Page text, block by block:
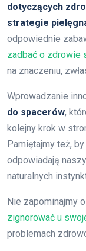
dotyczących
strategie
odpowiednie
zadbać o zdrowie
na znaczeniu,
Wprowadzanie
do spacerów,
kolejny krok w
Pamiętajmy też,
odpowiadają
naturalnych
Nie zapominajmy
zignorować u
problemach